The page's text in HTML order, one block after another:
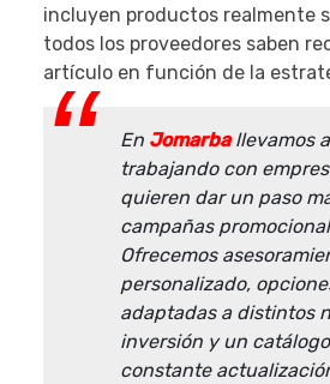
incluyen productos realmente
todos los proveedores saben
artículo en función de la
En Jomarballevamos
trabajando con
quieren dar un paso
campañas
Ofrecemos
personalizado,
adaptadas a distintos
inversión y un
constante